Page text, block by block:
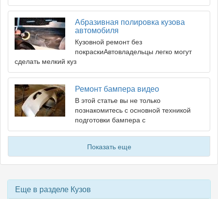
Абразивная полировка кузова
автомобиля
Кузовной ремонт без
покраскиАвтовладельцы легко могут
сделать мелкий куз
Ремонт бампера видео
В этой статье вы не только
познакомитесь с основной техникой
подготовки бампера с
Показать еще
Еще в разделе Кузов